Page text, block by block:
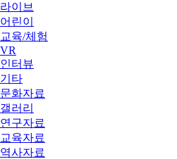
라이브
어린이
교육/체험
VR
인터뷰
기타
문화자료
갤러리
연구자료
교육자료
역사자료